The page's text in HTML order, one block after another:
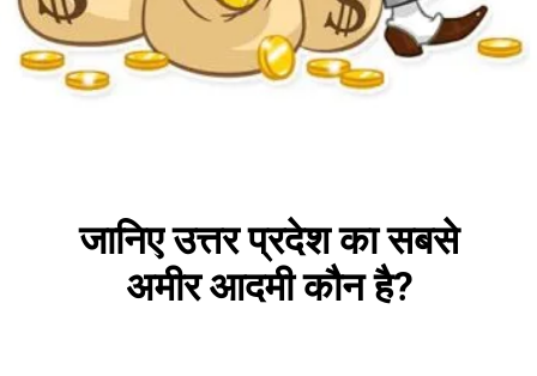
जानिए उत्तर प्रदेश का सबसे
अमीर आदमी कौन है?